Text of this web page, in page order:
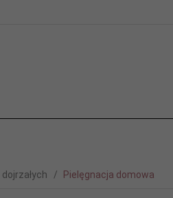
Pielęgnacja domowa